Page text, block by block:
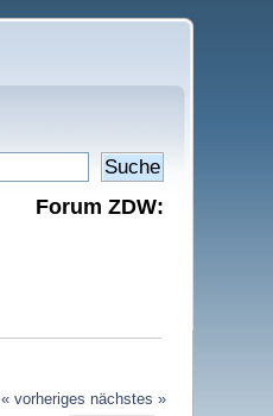
Forum ZDW:
« vorheriges nächstes »